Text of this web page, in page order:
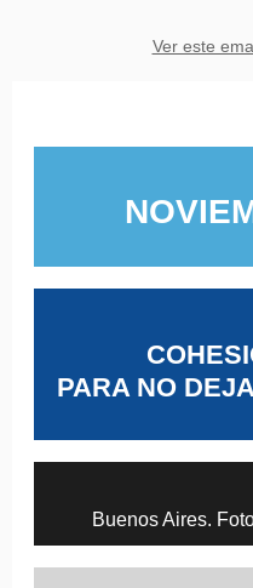
Ver este
PARA NO
Buenos Aires.